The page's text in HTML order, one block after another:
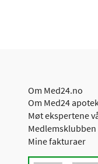
Om Med24.no
Om Med24
Møt ekspertene
Medlemsklubben
Mine fakturaer